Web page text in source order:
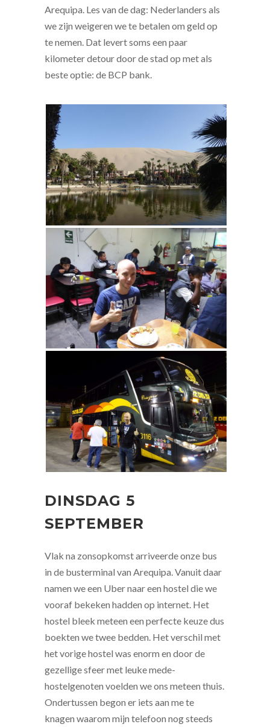
Arequipa. Les van de dag: Nederlanders als
we zijn weigeren we te betalen om geld op
te nemen. Dat levert soms een paar
kilometer detour door de stad op met als
beste optie: de BCP bank.
DINSDAG 5
SEPTEMBER
Vlak na zonsopkomst arriveerde onze bus
in de busterminal van Arequipa. Vanuit daar
namen we een Uber naar een hostel die we
vooraf bekeken hadden op internet. Het
hostel bleek meteen een perfecte keuze dus
boekten we twee bedden. Het verschil met
het vorige hostel was enorm en door de
gezellige sfeer met leuke mede-
hostelgenoten voelden we ons meteen thuis.
Ondertussen begon er iets aan me te
knagen waarom mijn telefoon nog steeds